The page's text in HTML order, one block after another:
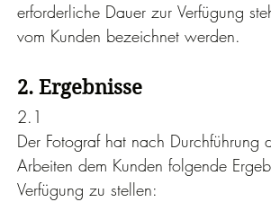
erforderliche Dauer zur Verfügung
vom Kunden bezeichnet werden.
2. Ergebnisse
Der Fotograf hat nach Durchführung
Arbeiten dem Kunden folgende
Verfügung zu stellen: